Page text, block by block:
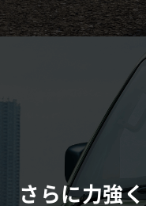
さらに力強